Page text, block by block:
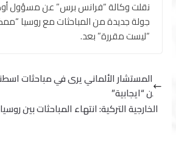
نقلت وكالة “فرانس برس” عن مسؤول
جولة جديدة من المباحثات مع روسيا
“ليست مقررة” بعد.
المستشار الألماني يرى في مباحثات
ن “ايجابية”
الخارجية التركية: انتهاء المباحثات بين